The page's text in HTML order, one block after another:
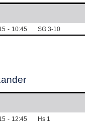
- 10:45 SG 3-10
- 12:45 Hs 1